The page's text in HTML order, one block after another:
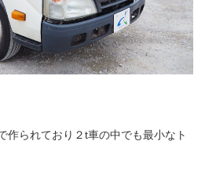
作られており２t車の中でも最小なト